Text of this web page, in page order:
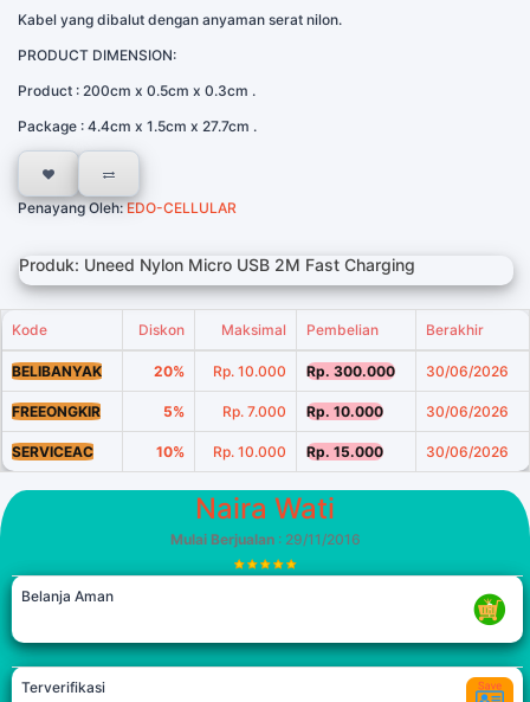
Kabel yang dibalut dengan anyaman serat nilon.
PRODUCT DIMENSION:
Product : 200cm x 0.5cm x 0.3cm .
Package : 4.4cm x 1.5cm x 27.7cm .
Penayang Oleh:EDO-CELLULAR
Produk: Uneed Nylon Micro USB 2M Fast Charging
Kode Diskon Maksimal Pembelian Berakhir
BELIBANYAK 20% Rp. 10.000 Rp. 300.000 30/06/2026
FREEONGKIR 5% Rp. 7.000 Rp. 10.000 30/06/2026
SERVICEAC 10% Rp. 10.000 Rp. 15.000 30/06/2026
Naira Wati
Mulai Berjualan: 29/11/2016
Belanja Aman
Terverifikasi